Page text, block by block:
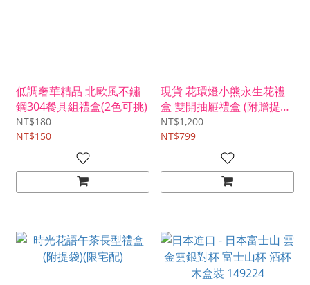
低調奢華精品 北歐風不鏽
鋼304餐具組禮盒(2色可挑)
NT$180
NT$150
現貨 花環燈小熊永生花禮
盒 雙開抽屜禮盒 (附贈提
袋)
NT$1,200
NT$799